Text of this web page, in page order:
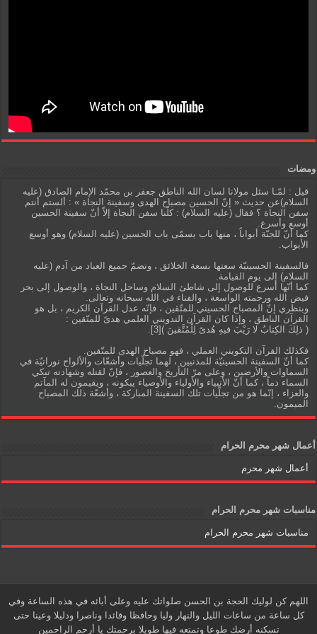
ومضات
قيل : لمّـا سئل مولانا لسان الله الناطق جعفر بن محمّد الإمام الصادق (عليه
السلام)عن حديث « إنّ الحسين مصباح الهدى وسفينة النجاة » : ألستم أنتم
سفن النجاة ؟ فقال (عليه السلام) : كلّنا سفن النجاة إلاّ أنّ سفينة الحسين
أوسع وأسرع.
كما أنّ للجنّة أبواباً ، منها باب يسمّى باب الحسين (عليه السلام) وهو أوسع
الأبواب.
فالسفينة الحسينيّة سعتها بسعة الخلائق ، وتضمّ جميع العباد من آدم (عليه
السلام) إلى يوم القيامة.
كما أنّها أسرع للوصول إلى شاطئ السلام وساحل النجاة ، والوصول إلى بحر
فيض الله ورحمته الواسعة ، والفناء في الله سبحانه وتعالى.
وبنظري إنّ المصباح الحسيني للمتّقين ، فإنّه عدل القرآن الكريم ، بل هو
القرآن الناطق ، وإذا كان القرآن التدويني العلمي هدىً للمتّقين :
( ذلِكَ الكِتابُ لا رَيْبَ فيهِ هُدىً لِلْمُتَّقينَ )[3].
فكذلك القرآن التكويني العملي ، فهو مصباح الهدى للمتّقين.
كما أنّ السفينة الحسينيّة للمذنبين ، لهما تجلّيات وأشعّات والألواح نورانيّة في
السماوات والأرضين ، وعلى مرّ التأريخ والعصور ، فإنّ لقتله وشهادته تبكي
السماء دماً ، كما أنّ الأنبياء والأولياء والأوصياء يبكونه ، ويقيمون له المآتم
والعزاء ، إنّما هو من تجلّيات تلك السفينة المباركة ، وأشعّة ذلك المصباح
الميمون.
أعمال شهر محرم الحرام
أعمال شهر محرم
مناسبات شهر محرم الحرام
مناسبات شهر محرم الحرام
اللهم كن لوليك الحجة بن الحسن صلواتك عليه وعلى أبائه في هذه الساعة وفي
كل ساعة من ساعات الليل والنهار وليا وحافظا وقائدا وناصرا ودليلا وعينا حتى
تسكنه أرضك طوعا وتمتعه فيها طويلا برحمتك يا أرحم الراحمين